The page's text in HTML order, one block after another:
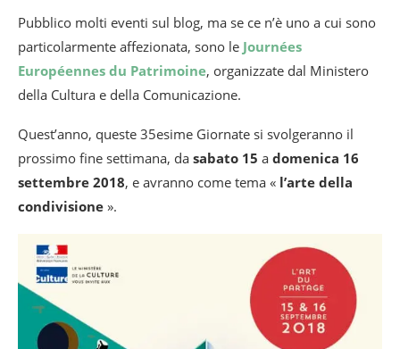
Pubblico molti eventi sul blog, ma se ce n’è uno a cui sono
particolarmente affezionata, sono le Journées
Européennes du Patrimoine, organizzate dal Ministero
della Cultura e della Comunicazione.
Quest’anno, queste 35esime Giornate si svolgeranno il
prossimo fine settimana, da sabato 15 a domenica 16
settembre 2018, e avranno come tema « l’arte della
condivisione ».